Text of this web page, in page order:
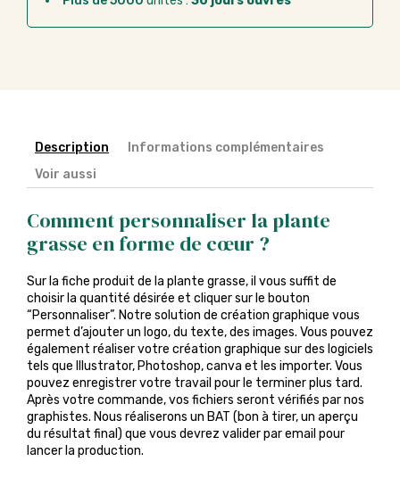
Description
Informations complémentaires
Voir aussi
Comment personnaliser la plante
grasse en forme de cœur ?
Sur la fiche produit de la plante grasse, il vous suffit de
choisir la quantité désirée et cliquer sur le bouton
“Personnaliser”. Notre solution de création graphique vous
permet d’ajouter un logo, du texte, des images. Vous pouvez
également réaliser votre création graphique sur des logiciels
tels que Illustrator, Photoshop, canva et les importer. Vous
pouvez enregistrer votre travail pour le terminer plus tard.
Après votre commande, vos fichiers seront vérifiés par nos
graphistes. Nous réaliserons un BAT (bon à tirer, un aperçu
du résultat final) que vous devrez valider par email pour
lancer la production.